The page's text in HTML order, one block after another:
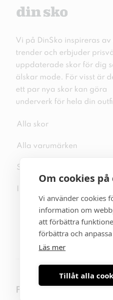
Om cookies
Vi använder cookies
information om
att förbättra
förbättra och
Läs mer
Tillåt alla
Vi på DinSko inspireras av
trender och erbjuder
uppdaterade skor för dig
älskar mode. För visst är
ett par nya skor kan göra
underverk för hela din
Alla skor
Alla varumärken
Sitemap
Inspiration
Följ oss på sociala